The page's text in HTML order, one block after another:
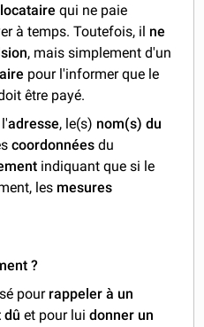
qui ne paie
à temps. Toutefois, il ne
, mais simplement d'un
pour l'informer que le
être payé.
l'adresse, le(s) nom(s) du
coordonnées du
indiquant que si le
les mesures
?
pourrappeler à un
dû et pour luidonner un